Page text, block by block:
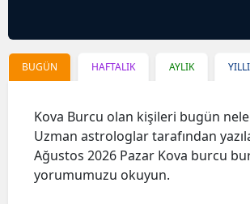
BUGÜN HAFTALIK AYLIK
Kova Burcu olan kişileri bugün
Uzman astrologlar tarafından
Ağustos 2026 Pazar Kova burcu
yorumumuzu okuyun.